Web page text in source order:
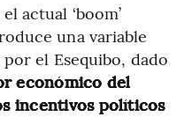
actual ‘boom’
una variable
el Esequibo, dado
económico del
incentivos políticos